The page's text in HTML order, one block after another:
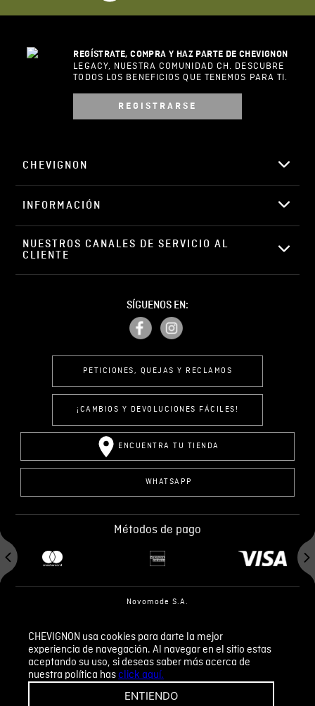
CHEVIGNON usa cookies para darte la mejor
experiencia de navegación. Al navegar en el sitio estas
aceptando su uso, si deseas saber más acerca de
nuestra política hasclick aquí.
ENTIENDO
REGÍSTRATE, COMPRA Y HAZ PARTE DE CHEVIGNON
LEGACY, NUESTRA COMUNIDAD CH. DESCUBRE
TODOS LOS BENEFICIOS QUE TENEMOS PARA TI.
REGISTRARSE
CHEVIGNON
INFORMACIÓN
NUESTROS CANALES DE SERVICIO AL
CLIENTE
SÍGUENOS EN:
PETICIONES, QUEJAS Y RECLAMOS
¡CAMBIOS Y DEVOLUCIONES FÁCILES!
ENCUENTRA TU TIENDA
WHATSAPP
Métodos de pago
Novomode S.A.
Términos y condiciones
Políticas de privacidad
Tratamiento de datos personales
Dirección: Catalina Aldaz y Portugal, Quito, Ecuador Tel: +593 98 859 8982